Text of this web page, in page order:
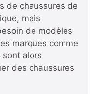
de chaussures de
mais
de modèles
marques comme
sont alors
des chaussures